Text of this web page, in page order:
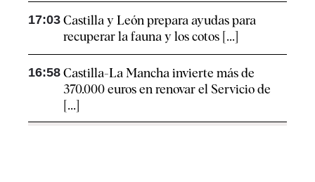
17:03 Castilla y León prepara ayudas para
recuperar la fauna y los cotos [...]
16:58 Castilla-La Mancha invierte más de
370.000 euros en renovar el Servicio de
[...]